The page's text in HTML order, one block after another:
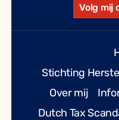
Volg mij
Stichting
Over mij
Dutch Tax